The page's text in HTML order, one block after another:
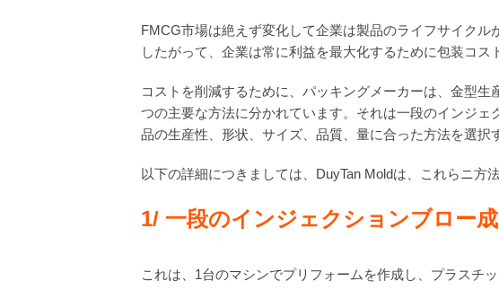
FMCG市場は絶えず変化して企業は製品のライフサイク
したがって、企業は常に利益を最大化するために包装コス
コストを削減するために、パッキングメーカーは、金型
つの主要な方法に分かれています。それは一段のインジ
品の生産性、形状、サイズ、品質、量に合った方法を選択
以下の詳細につきましては、DuyTan Moldは、これらニ方
1/ 一段のインジェクションブロー
これは、1台のマシンでプリフォームを作成し、プラスチ